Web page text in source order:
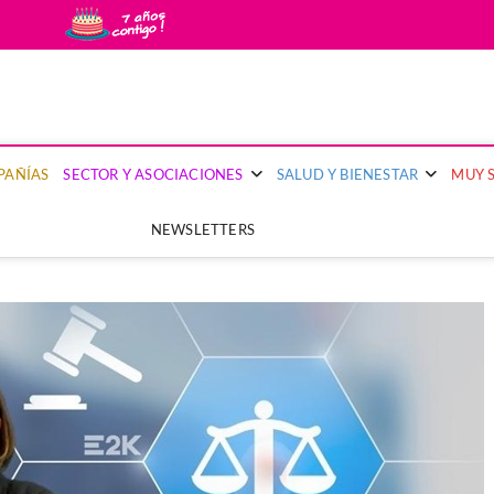
SECTOR Y ASOCIACIONES SALUD Y BIENESTAR MUY
NEWSLETTERS